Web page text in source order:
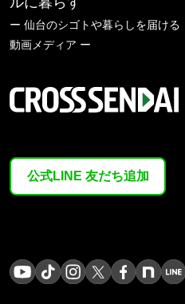
ー 仙台のシゴトや暮らしを届ける
動画メディア ー
公式LINE 友だち追加